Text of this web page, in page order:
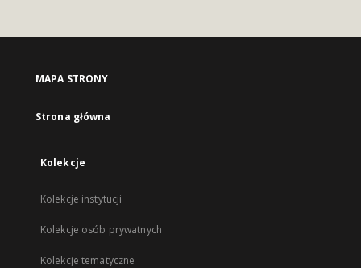
MAPA STRONY
Strona główna
Kolekcje
Kolekcje instytucji
Kolekcje osób prywatnych
Kolekcje tematyczne